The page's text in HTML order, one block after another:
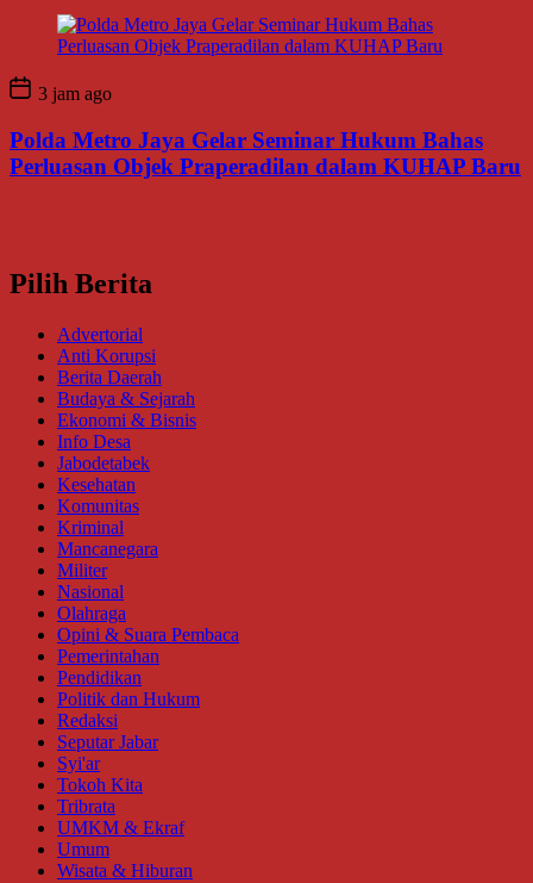
3 jam ago
Polda Metro Jaya Gelar Seminar Hukum Bahas
Perluasan Objek Praperadilan dalam KUHAP Baru
Pilih Berita
Advertorial
Anti Korupsi
Berita Daerah
Budaya & Sejarah
Ekonomi & Bisnis
Info Desa
Jabodetabek
Kesehatan
Komunitas
Kriminal
Mancanegara
Militer
Nasional
Olahraga
Opini & Suara Pembaca
Pemerintahan
Pendidikan
Politik dan Hukum
Redaksi
Seputar Jabar
Syi'ar
Tokoh Kita
Tribrata
UMKM & Ekraf
Umum
Wisata & Hiburan